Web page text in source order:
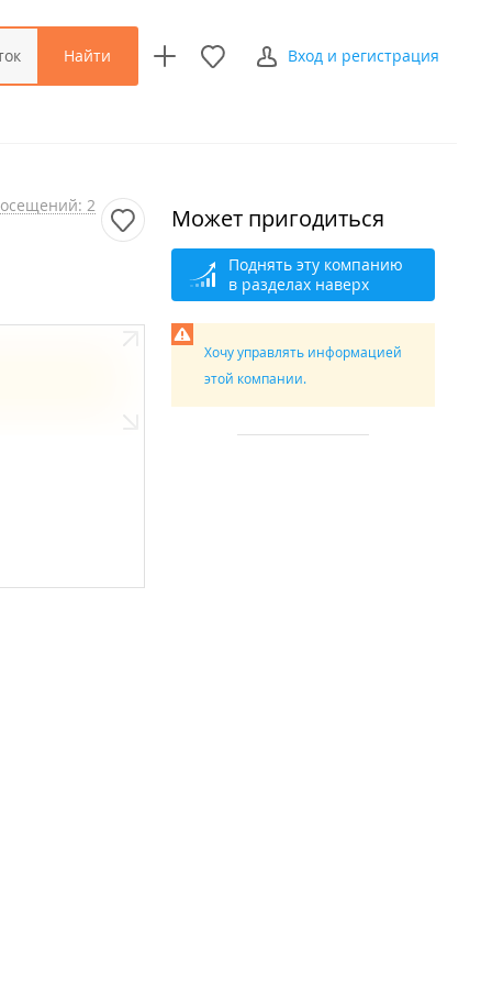
Найти Вход и регистрация
2 Может пригодиться
Поднять эту компанию
в разделах наверх
Хочу управлять информацией
этой компании.